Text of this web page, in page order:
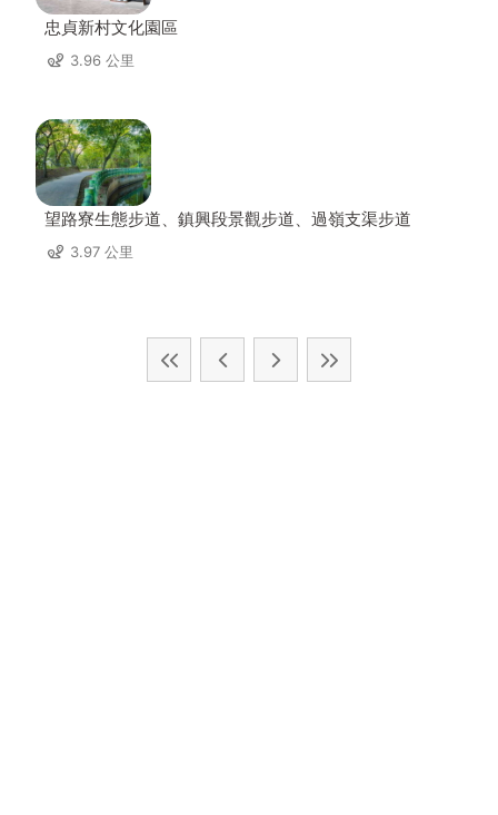
忠貞新村文化園區
3.96 公里
望路寮生態步道、鎮興段景觀步道、過嶺支渠步道
3.97 公里